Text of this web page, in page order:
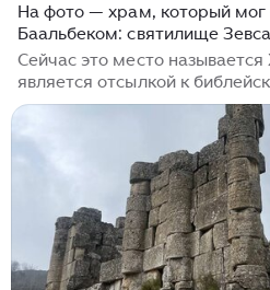
На фото — храм, который мог
Баальбеком: святилище
(современная Сирия)
Сейчас это место
является отсылкой к
Храм, чьи руины
был построен в I-II вв. н.э., а
была местом почитания
отожествлявшегося с
культа так и назывался —
пользовался большими
документа, в которых
подтверждают храмовые
ярмарка, которую